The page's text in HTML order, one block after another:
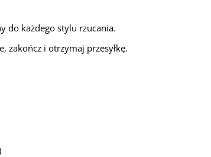
do każdego stylu rzucania.
zakończ i otrzymaj przesyłkę.